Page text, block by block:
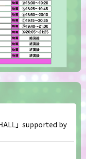
HALL」supported by